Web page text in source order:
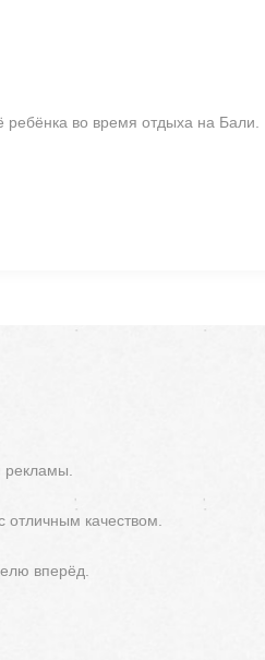
ребёнка во время отдыха на Бали.
рекламы.
отличным качеством.
вперёд.